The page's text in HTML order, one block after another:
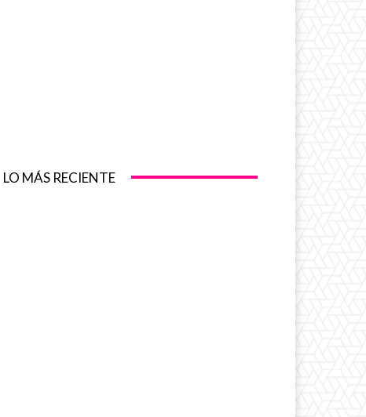
LO MÁS RECIENTE